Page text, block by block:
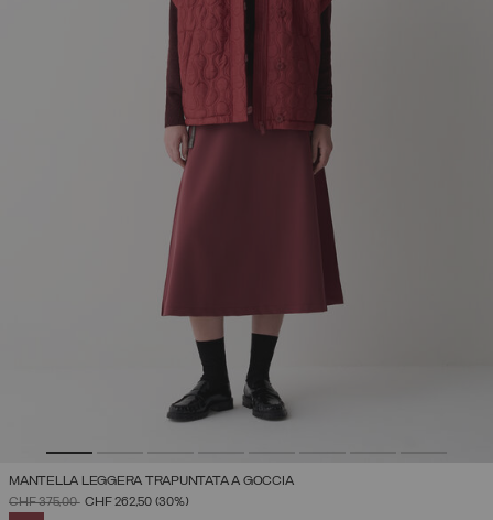
MANTELLA LEGGERA TRAPUNTATA A GOCCIA
PREZZO RIDOTTO DA
CHF 375,00ACHF 262,50 (30%)